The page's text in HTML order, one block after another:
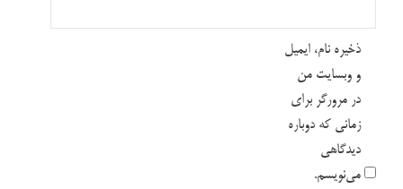
ذخیره نام، ایمیل
و وبسایت من
در مرورگر برای
زمانی که دوباره
دیدگاهی
می‌نویسم.